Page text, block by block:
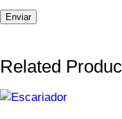
Related